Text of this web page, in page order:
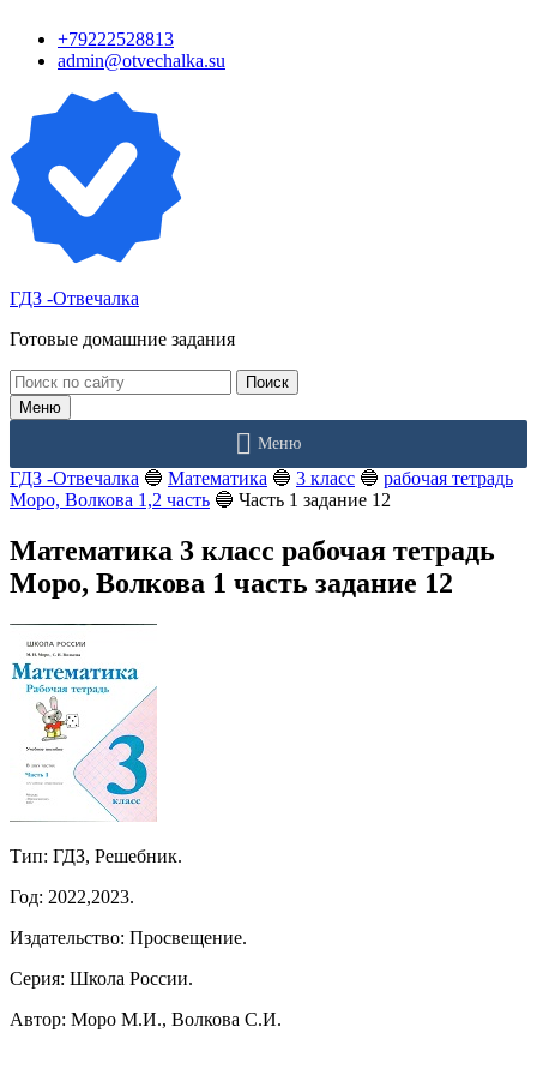
контенту
+79222528813
admin@otvechalka.su
ГДЗ -Отвечалка
Готовые домашние задания
Поиск:
Меню
Меню
ГДЗ -Отвечалка 🔵 Математика 🔵 3 класс 🔵 рабочая тетрадь
Моро, Волкова 1,2 часть 🔵 Часть 1 задание 12
Математика 3 класс рабочая тетрадь
Моро, Волкова 1 часть задание 12
Тип: ГДЗ, Решебник.
Год: 2022,2023.
Издательство: Просвещение.
Серия: Школа России.
Автор: Моро М.И., Волкова С.И.